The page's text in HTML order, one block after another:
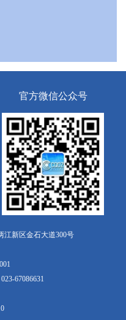
官方微信公众号
新区金石大道300号
67086631